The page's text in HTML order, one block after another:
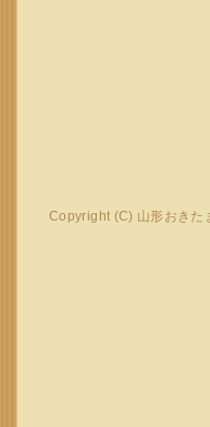
Copyright (C) 山形おき